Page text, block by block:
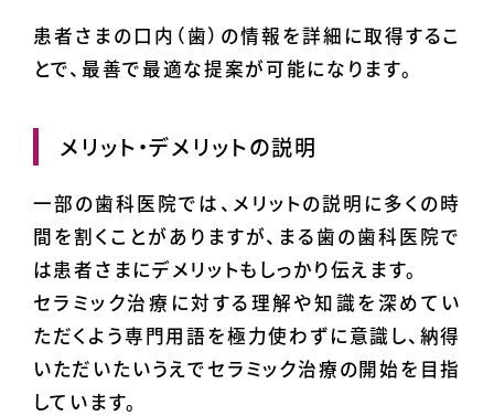
患者さまの口内（歯）の情報を詳細に取得するこ
とで、最善で最適な提案が可能になります。
メリット・デメリットの説明
一部の歯科医院では、メリットの説明に多くの時
間を割くことがありますが、まる歯の歯科医院で
は患者さまにデメリットもしっかり伝えます。
セラミック治療に対する理解や知識を深めてい
ただくよう専門用語を極力使わずに意識し、納得
いただいたいうえでセラミック治療の開始を目指
しています。